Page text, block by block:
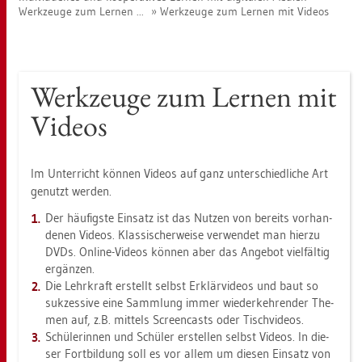
Werk­zeu­ge zum Ler­nen ...
Werk­zeu­ge zum Ler­nen mit Vi­de­os
Werk­zeu­ge zum Ler­nen mit
Vi­de­os
Im Un­ter­richt kön­nen Vi­de­os auf ganz un­ter­schied­li­che Art
ge­nutzt wer­den.
Der häu­figs­te Ein­satz ist das Nut­zen von be­reits vor­han­
de­nen Vi­de­os. Klas­si­scher­wei­se ver­wen­det man hier­zu
DVDs. On­line-Vi­de­os kön­nen aber das An­ge­bot viel­fäl­tig
er­gän­zen.
Die Lehr­kraft er­stellt selbst Er­klär­vi­de­os und baut so
suk­zes­si­ve eine Samm­lung immer wie­der­keh­ren­der The­
men auf, z.B. mit­tels Screen­casts oder Tisch­vide­os.
Schü­le­rin­nen und Schü­ler er­stel­len selbst Vi­de­os. In die­
ser Fort­bil­dung soll es vor allem um die­sen Ein­satz von